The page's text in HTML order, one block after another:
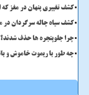
کشف تغییری پنهان در مغز که از حدود 50
کشف سیاه چاله سرگردان
چرا جلوپنجره ها حذف
چه طور با ریموت خاموش و